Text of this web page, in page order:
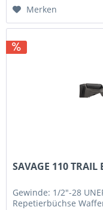
Merken
SAVAGE 110
Gewinde: 1/2"-28
Repetierbüchse